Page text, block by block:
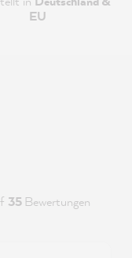
EU
35 Bewertungen